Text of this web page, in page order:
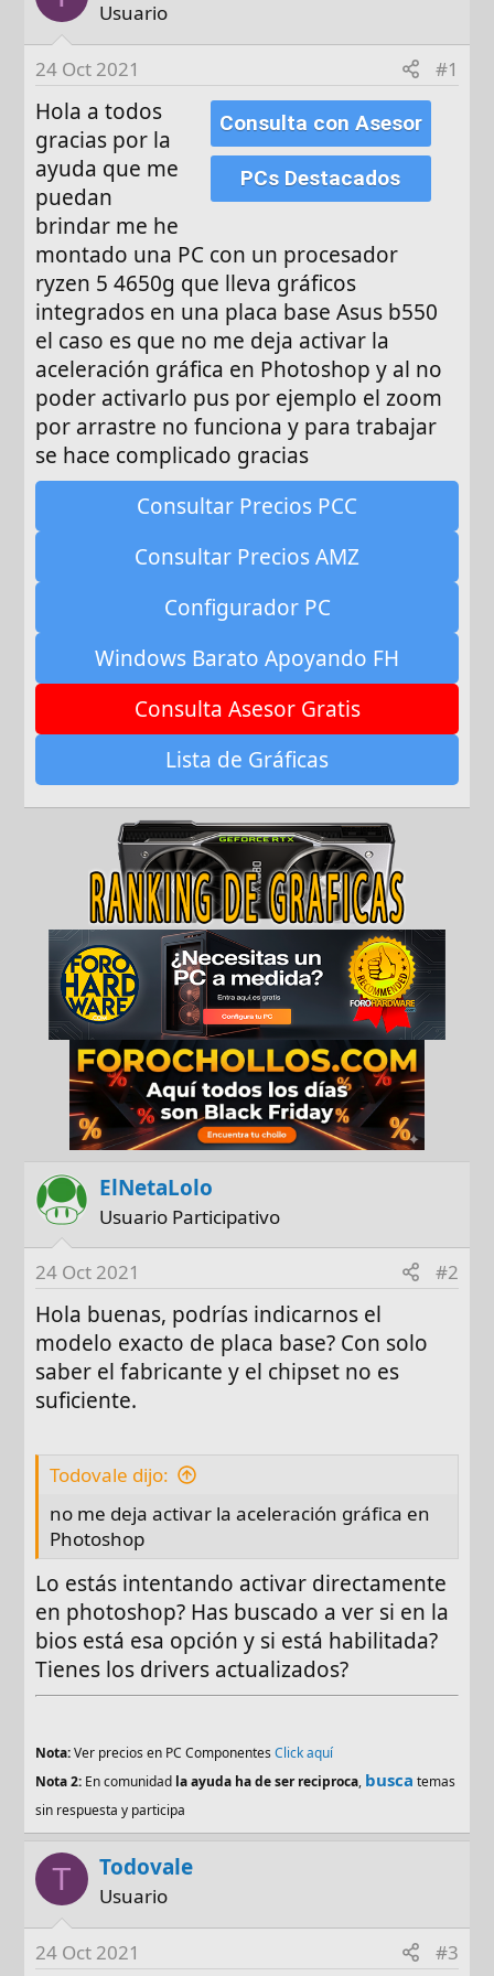
n
i
Usuario
24 Oct 2021 #1
Consulta con Asesor
PCs Destacados
Hola a todos
gracias por la
ayuda que me
puedan
brindar me he
montado una PC con un procesador
ryzen 5 4650g que lleva gráficos
integrados en una placa base Asus b550
el caso es que no me deja activar la
aceleración gráfica en Photoshop y al no
poder activarlo pus por ejemplo el zoom
por arrastre no funciona y para trabajar
se hace complicado gracias
Consultar Precios PCC
Consultar Precios AMZ
Configurador PC
Windows Barato Apoyando FH
Consulta Asesor Gratis
Lista de Gráficas
ElNetaLolo
Usuario Participativo
24 Oct 2021 #2
Hola buenas, podrías indicarnos el
modelo exacto de placa base? Con solo
saber el fabricante y el chipset no es
suficiente.
Todovale dijo:
no me deja activar la aceleración gráfica en
Photoshop
Lo estás intentando activar directamente
en photoshop? Has buscado a ver si en la
bios está esa opción y si está habilitada?
Tienes los drivers actualizados?
Nota:Ver precios en PC ComponentesClick aquí
Nota 2: En comunidad la ayuda ha de ser reciproca, busca temas
sin respuesta y participa
T Todovale
Usuario
24 Oct 2021 #3